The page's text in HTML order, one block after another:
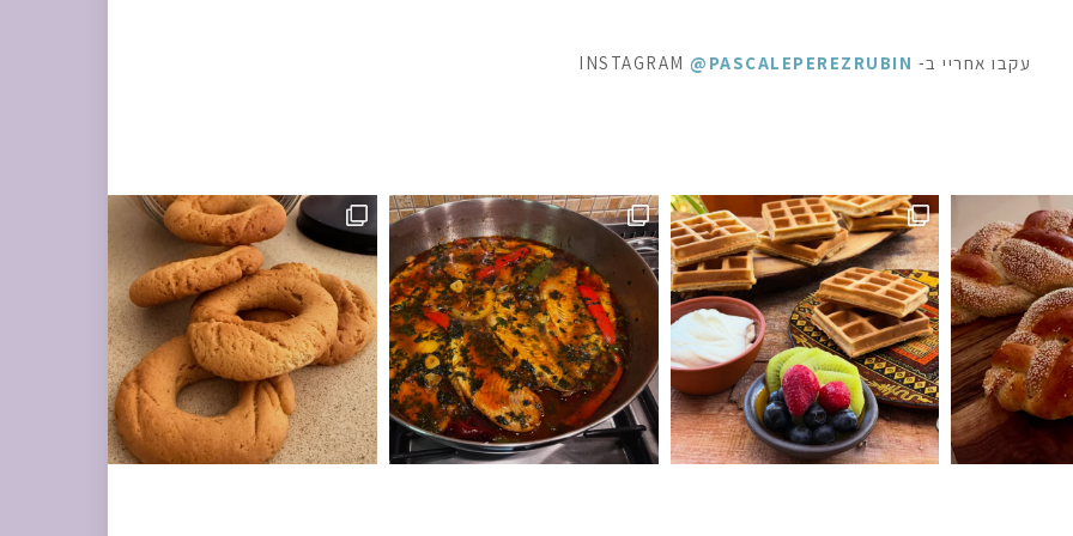
עקבו אחריי ב- INSTAGRAM @PASCALEPEREZRUBIN
שוקולד: ק
כל מילה מיותרת . סיר דגים עשיר בעשבי תיבו
אני תמיד מקפידה למלא את הצנצנות המונחות על השיש במ